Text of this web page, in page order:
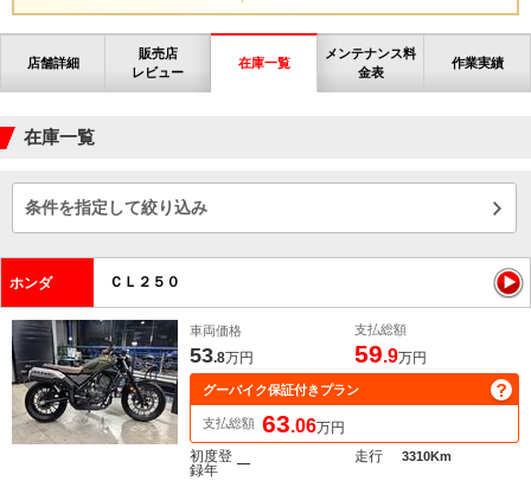
店舗詳細
販売店
レビュー
在庫一覧
メンテナンス料
金表
作業実績
在庫一覧
条件を指定して絞り込み
ホンダ ＣＬ２５０
車両価格
53.8万円
支払総額
59.9万円
グーバイク保証付きプラン
支払総額 63.06万円
初度登
録年
― 走行 3310Km